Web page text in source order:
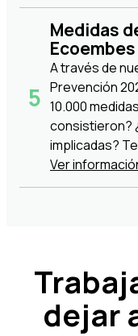
Medidas
Ecoembes
A través de
Prevención
10.000
consistieron?
implicadas?
Ver
dejar